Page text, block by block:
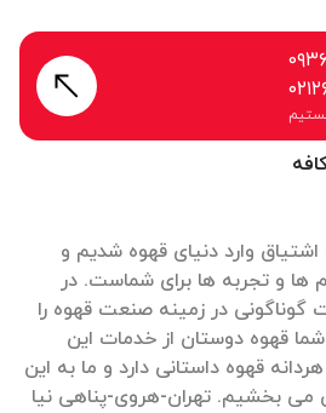
با عشق و اشتیاق وارد دنیای قهوه شدیم و
ها و تجربه ها برای شماست. در
گوناگونی در زمینه صنعت قهوه را
قهوه دوستان از خدمات این
قهوه داستانی دارد و ما به این
می بخشیم. تهران-هروی-پناهی نیا